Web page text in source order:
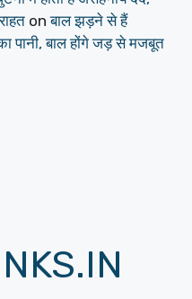
onबाल झड़ने से हैं
पानी, बाल होंगे जड़ से मजबूत